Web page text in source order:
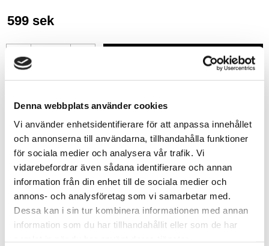
Denna webbplats använder cookies
Vi använder enhetsidentifierare för att anpassa innehållet
och annonserna till användarna, tillhandahålla funktioner
för sociala medier och analysera vår trafik. Vi
vidarebefordrar även sådana identifierare och annan
information från din enhet till de sociala medier och
annons- och analysföretag som vi samarbetar med.
Dessa kan i sin tur kombinera informationen med annan
information som du har tillhandahållit eller som de har
599 sek
-
Lagerstatus
7 st i lager
Tillv. artikelnr
LKA02
Leveranstid
skickas från oss inom 0-1 vardagar
Allmänt
Ta kommando över ditt eget rymdprogram och förbered
för liftoff!ROKR Space Shuttle 3D Wooden Puzzle